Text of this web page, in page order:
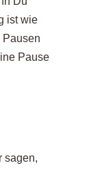
ist wie
Pause
sagen,